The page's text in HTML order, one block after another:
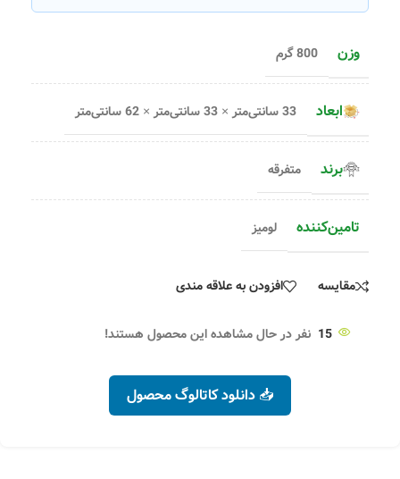
وزن 800 گرم
ابعاد 33 سانتی‌متر × 33 سانتی‌متر × 62 سانتی‌متر
برند متفرقه
تامین‌کننده لومیز
مقایسه افزودن به علاقه مندی
15 نفر در حال مشاهده این محصول هستند!
📥 دانلود کاتالوگ محصول